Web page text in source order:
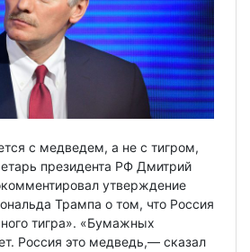
с медведем, а не с тигром,
президента РФ Дмитрий
утверждение
Трампа о том, что Россия
тигра». «Бумажных
Россия это медведь,— сказал